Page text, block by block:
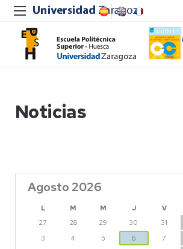
Noticias
Agosto 2026
L M M J V
27
28 29 30 31
3
4 5 6 7